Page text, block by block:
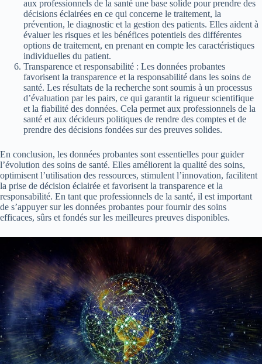
aux professionnels de la santé une base solide pour prendre des
décisions éclairées en ce qui concerne le traitement, la
prévention, le diagnostic et la gestion des patients. Elles aident à
évaluer les risques et les bénéfices potentiels des différentes
options de traitement, en prenant en compte les caractéristiques
individuelles du patient.
Transparence et responsabilité : Les données probantes
favorisent la transparence et la responsabilité dans les soins de
santé. Les résultats de la recherche sont soumis à un processus
d’évaluation par les pairs, ce qui garantit la rigueur scientifique
et la fiabilité des données. Cela permet aux professionnels de la
santé et aux décideurs politiques de rendre des comptes et de
prendre des décisions fondées sur des preuves solides.
En conclusion, les données probantes sont essentielles pour guider
l’évolution des soins de santé. Elles améliorent la qualité des soins,
optimisent l’utilisation des ressources, stimulent l’innovation, facilitent
la prise de décision éclairée et favorisent la transparence et la
responsabilité. En tant que professionnels de la santé, il est important
de s’appuyer sur les données probantes pour fournir des soins
efficaces, sûrs et fondés sur les meilleures preuves disponibles.